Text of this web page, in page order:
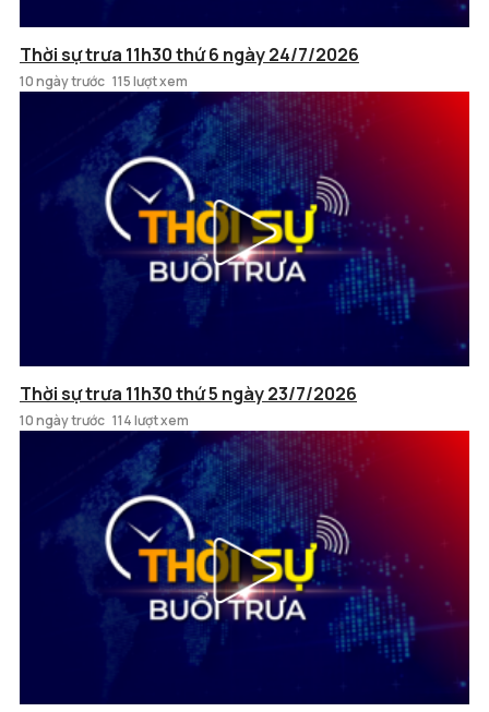
Thời sự trưa 11h30 thứ 6 ngày 24/7/2026
10 ngày trước 115 lượt xem
Thời sự trưa 11h30 thứ 5 ngày 23/7/2026
10 ngày trước 114 lượt xem